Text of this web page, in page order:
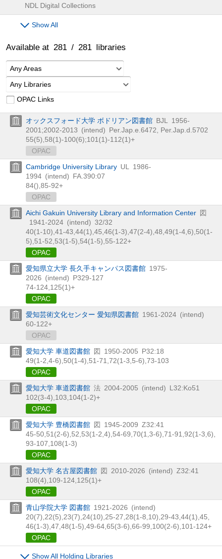
NDL Digital Collections
Show All
Available at 281 / 281 libraries
Any Areas
Any Libraries
OPAC Links
オックスフォード大学 ボドリアン図書館 BJL
1956-
2001;2002-2013 (intend) Per.Jap.e.6472, Per.Jap.d.5702
55(5), 58(1)-100(6);101(1)-112(1)+
OPAC
Cambridge University Library UL
1986-
1994 (intend) FA.390:07
84(), 85-92+
OPAC
Aichi Gakuin University Library and Information Center 図
1941-2024 (intend) 32/32
40(1-10), 41-43, 44(1), 45, 46(1-3), 47(2-4), 48, 49(1-4, 6), 50(1-
5), 51-52, 53(1-5), 54(1-5), 55-122+
OPAC
愛知県立大学 長久手キャンパス図書館 1975-
2026 (intend) P329-127
74-124, 125(1)+
OPAC
愛知芸術文化センター 愛知県図書館 1961-2024 (intend)
60-122+
OPAC
愛知大学 車道図書館 図 1950-2005 P32:18
49(1-2, 4-6), 50(1-4), 51-71, 72(1-3, 5-6), 73-103
OPAC
愛知大学 車道図書館 法 2004-2005 (intend) L32:Ko51
102(3-4), 103, 104(1-2)+
OPAC
愛知大学 豊橋図書館 図 1945-2009 Z32:41
45-50, 51(2-6), 52, 53(1-2, 4), 54-69, 70(1, 3-6), 71-91, 92(1-3, 6),
93-107, 108(1-3)
OPAC
愛知大学 名古屋図書館 図 2010-2026 (intend) Z32:41
108(4), 109-124, 125(1)+
OPAC
青山学院大学 図書館 1921-2026 (intend)
20(7), 22(5), 23(7), 24(10), 25-27, 28(1-8, 10), 29-43, 44(1), 45,
46(1-3), 47, 48(1-5), 49-64, 65(3-6), 66-99, 100(2-6), 101-124+
OPAC
Show All Holding Libraries